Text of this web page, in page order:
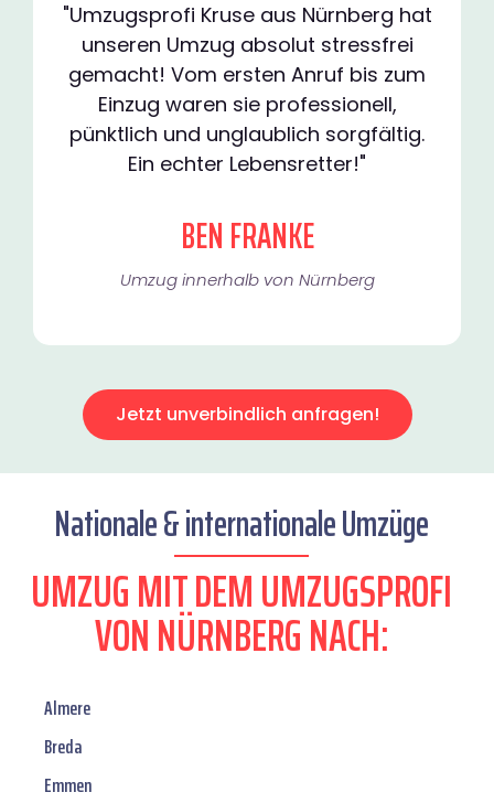
"Umzugsprofi Kruse aus Nürnberg hat
unseren Umzug absolut stressfrei
gemacht! Vom ersten Anruf bis zum
Einzug waren sie professionell,
pünktlich und unglaublich sorgfältig.
Ein echter Lebensretter!"
BEN FRANKE
Umzug innerhalb von Nürnberg​
Jetzt unverbindlich anfragen!
Nationale & internationale Umzüge
UMZUG MIT DEM UMZUGSPROFI
VON NÜRNBERG NACH:
Almere
Breda
Emmen